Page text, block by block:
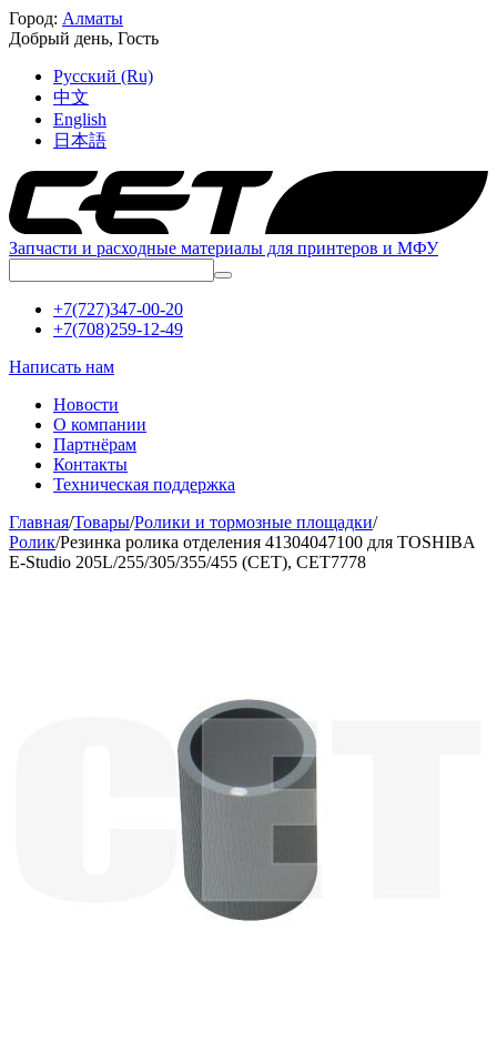
Город: Алматы
Добрый день, Гость
Русский (Ru)
中文
English
日本語
Запчасти и расходные материалы для принтеров и МФУ
+7(727)347-00-20
+7(708)259-12-49
Написать нам
Новости
О компании
Партнёрам
Контакты
Техническая поддержка
Главная/Товары/Ролики и тормозные площадки/
Ролик/Резинка ролика отделения 41304047100 для TOSHIBA
E-Studio 205L/255/305/355/455 (CET), CET7778